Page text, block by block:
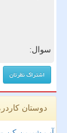
سوال:
دوستان